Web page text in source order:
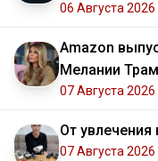
06 Августа 2026
Amazon
Мелании
07 Августа 2026
От увлечения
07 Августа 2026